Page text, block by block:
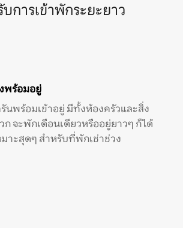
การเข้าพักระยะยาว
พร้อมอยู่
นพร้อมเข้าอยู่ มีทั้งห้องครัวและสิ่ง
ก จะพักเดือนเดียวหรืออยู่ยาวๆ ก็ได้
าะสุดๆ สำหรับที่พักเช่าช่วง